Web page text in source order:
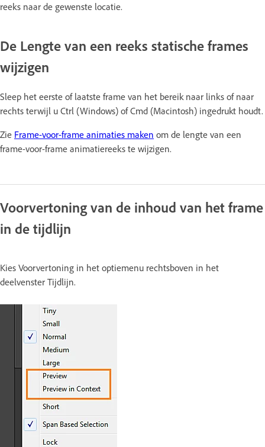
reeks naar de gewenste locatie.
De Lengte van een reeks statische frames
wijzigen
Sleep het eerste of laatste frame van het bereik naar links of naar
rechts terwijl u Ctrl (Windows) of Cmd (Macintosh) ingedrukt houdt.
Zie Frame-voor-frame animaties maken om de lengte van een
frame-voor-frame animatiereeks te wijzigen.
Voorvertoning van de inhoud van het frame
in de tijdlijn
Kies Voorvertoning in het optiemenu rechtsboven in het
deelvenster Tijdlijn.